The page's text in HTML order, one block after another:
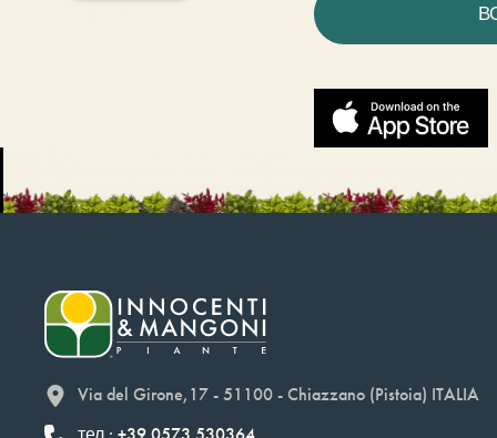
Via del Girone,17 - 51100 - Chiazzano (Pistoia) ITALIA